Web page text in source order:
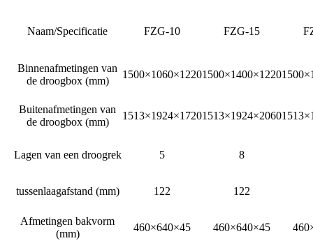
Naam/Specificatie FZG-10 FZG-15
Binnenafmetingen van
de droogbox (mm)
1500×1060×12201500×1400×1220
Buitenafmetingen van
de droogbox (mm)
1513×1924×17201513×1924×2060
Lagen van een droogrek 5 8
tussenlaagafstand (mm) 122 122
Afmetingen bakvorm
(mm)
460×640×45 460×640×45